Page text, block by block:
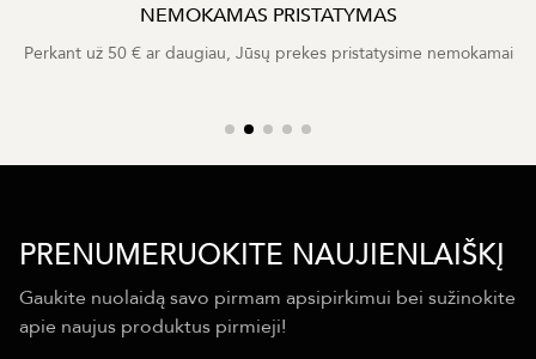
NEMOKAMAS PRISTATYMAS
Perkant už 50 € ar daugiau, Jūsų prekes pristatysime nemokamai
PRENUMERUOKITE NAUJIENLAIŠKĮ
Gaukite nuolaidą savo pirmam apsipirkimui bei sužinokite
apie naujus produktus pirmieji!